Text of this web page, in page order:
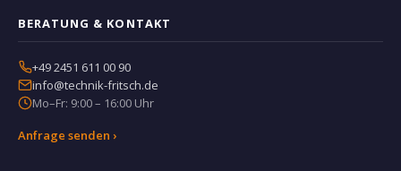
BERATUNG & KONTAKT
+49 2451 611 00 90
info@technik-fritsch.de
Mo–Fr: 9:00 – 16:00 Uhr
Anfrage senden ›